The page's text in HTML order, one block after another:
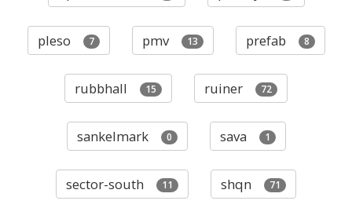
pleso 7 pmv 13 prefab 8
rubbhall 15 ruiner 72
sankelmark 0 sava 1
sector-south 11 shqn 71